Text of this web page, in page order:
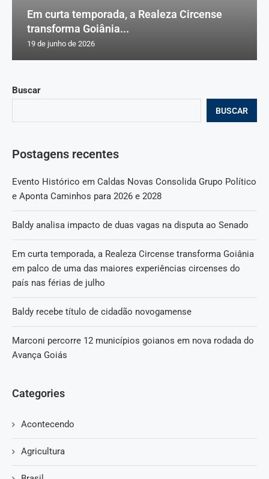
Buscar
BUSCAR
Postagens recentes
Evento Histórico em Caldas Novas Consolida Grupo Político
e Aponta Caminhos para 2026 e 2028
Baldy analisa impacto de duas vagas na disputa ao Senado
Em curta temporada, a Realeza Circense transforma Goiânia
em palco de uma das maiores experiências circenses do
país nas férias de julho
Baldy recebe título de cidadão novogamense
Marconi percorre 12 municípios goianos em nova rodada do
Avança Goiás
Categories
Acontecendo
Agricultura
Em curta temporada, a Realeza Circense
transforma Goiânia...
19 de junho de 2026